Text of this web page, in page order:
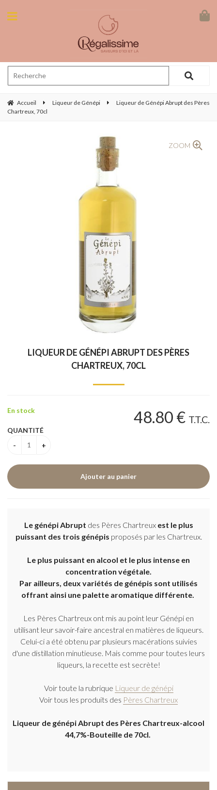
Accueil Liqueur de Génépi
Liqueur de Génépi Abrupt des Pères
Chartreux, 70cl
ZOOM
LIQUEUR DE GÉNÉPI ABRUPT DES PÈRES
CHARTREUX, 70CL
48.80 € T.T.C.
En stock
QUANTITÉ
Le génépi Abrupt des Pères Chartreuxest le plus
puissant des trois génépis proposés par les Chartreux.
Le plus puissant en alcool et le plus intense en
concentration végétale.
Par ailleurs, deux variétés de génépis sont utilisés
offrant ainsi une palette aromatique différente.
Les Pères Chartreux ont mis au point leur Génépi en
utilisant leur savoir-faire ancestral en matières de liqueurs.
Celui-ci a été obtenu par plusieurs macérations suivies
d'une distillation minutieuse. Mais comme pour toutes leurs
liqueurs, la recette est secrète!
Voir toute la rubrique Liqueur de génépi
Voir tous les produits des Pères Chartreux
Liqueur de génépi Abrupt des Pères Chartreux-alcool
44,7%-Bouteille de 70cl.